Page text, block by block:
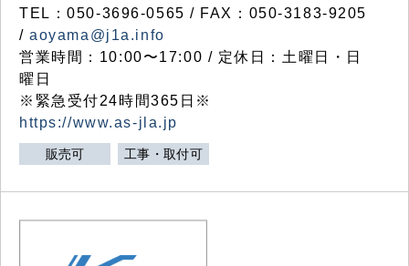
TEL：050-3696-0565 / FAX：050-3183-9205
/aoyama@j1a.info
営業時間：10:00〜17:00 / 定休日：土曜日・日
曜日
※緊急受付24時間365日※
https://www.as-jla.jp
販売可 工事・取付可